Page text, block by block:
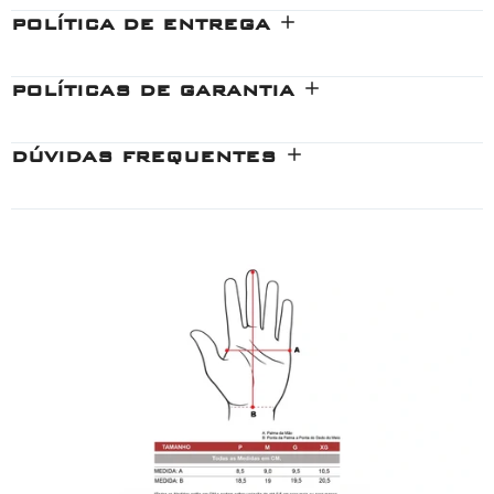
POLÍTICA DE ENTREGA
POLÍTICAS DE GARANTIA
DÚVIDAS FREQUENTES